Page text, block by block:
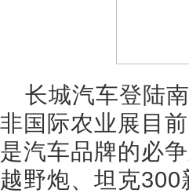
长城汽车登陆
非国际农业展目
是汽车品牌的必
越野炮、坦克